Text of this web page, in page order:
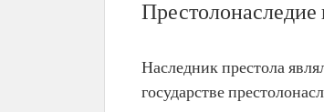
Престолонаследие
Наследник престола
государстве